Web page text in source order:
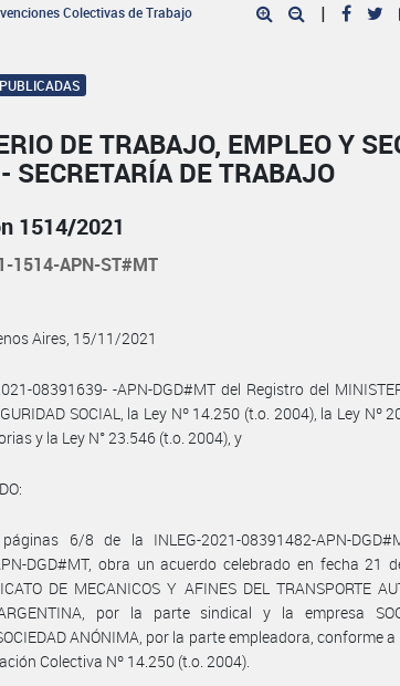
Colectivas de Trabajo
|
DE TRABAJO, EMPLEO Y
SECRETARÍA DE TRABAJO
1514/2021
1514-APN-ST#MT
Aires, 15/11/2021
08391639- -APN-DGD#MT del Registro del
SOCIAL, la Ley Nº 14.250 (t.o. 2004), la Ley Nº
y la Ley N° 23.546 (t.o. 2004), y
6/8 de la INLEG-2021-08391482-APN-
DGD#MT, obra un acuerdo celebrado en fecha 21
DE MECANICOS Y AFINES DEL TRANSPORTE
por la parte sindical y la empresa
ANÓNIMA, por la parte empleadora, conforme
Colectiva Nº 14.250 (t.o. 2004).